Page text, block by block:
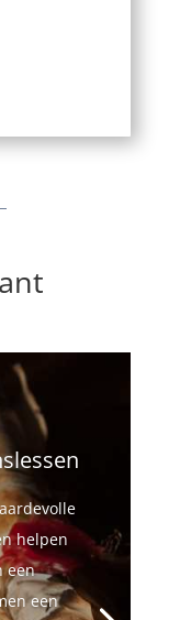
helpen
een
een